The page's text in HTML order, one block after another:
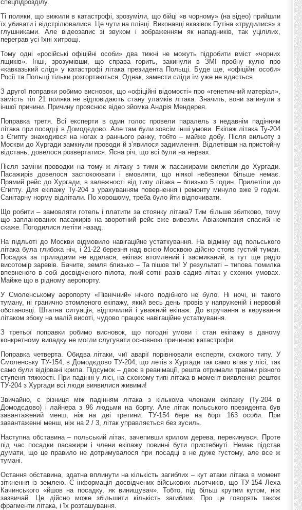
спецпідрозділу.
Ті поляки, що вижили в катастрофі, зрозуміли, що бійці «в чорному» (на відео) прийшли
їх убивати і відстрілювалися. Це чути на плівці. Виконавці вказівок Путіна «трудилися» з
глушниками. Але відеозапис зі звуком і зображенням як нападників, так уцілілих,
переграв усі їхні хитрощі.
Тому одні «російські офіційні особи» два тижні не можуть підробити вміст «чорних
ящиків». Інші, зрозумівши, що справа горить, закинули в ЗМІ пробну кулю про
«кавказький слід» у катастрофі літака президента Польщі. Буде ще, «офіційні особи»
Росії та Польщі тільки розгортаються. Однак, замести сліди їм уже не вдасться.
З другої поправки робимо висновок, що «офіційні відомості» про «генетичний матеріал»,
замість тіл 21 поляка не відповідають стану уламків літака. Значить, вони загинули з
іншої причини. Причину прояснює відео зйомка Андрія Мендерея.
Поправка третя. Всі експерти в один голос провели паралель з недавнім падінням
літака при посадці в Домодєдово. Але там були зовсім інші умови. Екіпаж літака Ту-204
з Єгипту знаходився на ногах з раннього ранку, тобто – майже добу. Після вильоту з
Москви до Хургади замкнули проводи й з’явилося задимлення. Відлетівши на пристойну
відстань, довелося розвертатися. Ясна річ, що всі були на нервах.
Після заміни проводки на тому ж літаку з тими ж пасажирами вилетіли до Хургади.
Пасажирів довелося заспокоювати і вмовляти, що ніякої небезпеки більше немає.
Прямий рейс до Хургади, в залежності від типу літака – близько 5 годин. Прилетіли до
Єгипту. Для екіпажу Ту-204 з урахуванням повернення і ремонту минуло вже 9 годин.
Санітарну норму відлітали. По хорошому, треба було йти відпочивати.
Що робити – замовляти готель і платити за стоянку літака? Тим більше збитково, тому
що запланованих пасажирів на зворотний рейс вже вивезли. Авіакомпанія спасибі не
скаже. Погодилися летіти назад.
На підльоті до Москви відмовило навігаційне устаткування. На відміну від польського
літака була глибока ніч, і 21-22 березня над всією Москвою дійсно стояв густий туман.
Посадка за приладами не вдалася, екіпаж втомлений і засмиканий, а тут ще радіо
висотомір заревів. Бачите, земля близько – Та пішов ти! У результаті – типова помилка
впевненого в собі досвідченого пілота, який сотні разів садив літак у схожих умовах.
Майже що в рідному аеропорту.
У Смоленському аеропорту «Північний» нічого подібного не було. Ні ночі, ні такого
туману, ні гранично втомленого екіпажу, який весь день провів у напруженій і нервовій
обстановці. Штатна ситуація, відпочилий і уважний екіпаж. До втручання в керування
літаком збоку на малій висоті, чудово працює навігаційне устаткування.
З третьої поправки робимо висновок, що погодні умови і стан екіпажу в даному
конкретному випадку не могли слугувати основною причиною катастрофи.
Поправка четверта. Обидва літаки, чиї аварії порівнювали експерти, схожого типу. У
Смоленську ТУ-154, в Домодєдово ТУ-204, що летів з Хургади так само впав у лісі, так
само були відірвані крила. Підсумок – двоє в реанімації, решта отримали травми різного
ступеня тяжкості. При падінні у лісі, на схожому типі літака в момент виявлення решток
ТУ-204 з Хургади всі люди виявилися живими!
Звичайно, є різниця між падінням літака з кількома членами екіпажу (Ту-204 в
Домодєдово) і лайнера з 96 людьми на борту. Але літак польського президента був
завантажений менш, ніж на дві третини. ТУ-154 бере на борт 163 особи. При
завантаженні менш, ніж на 2 / 3, літак управляється без зусиль.
Наступна обставина – польський літак, зачепивши крилом дерева, перекинувся. Проте
під час посадки пасажири і члени екіпажу повинні бути пристебнуті. Немає підстав
думати, що це правило не дотримувалося при посадці в не дуже густому, але все ж
тумані.
Остання обставина, здатна вплинути на кількість загиблих – кут атаки літака в момент
зіткнення із землею. Є інформація досвідчених військових льотчиків, що ТУ-154 Леха
Качинського «йшов на посадку, як винищувач». Тобто, під більш крутим кутом, ніж
зазвичай. Це дійсно може збільшити кількість загиблих. Про це говорять також
фрагменти літака, і їх розташування.